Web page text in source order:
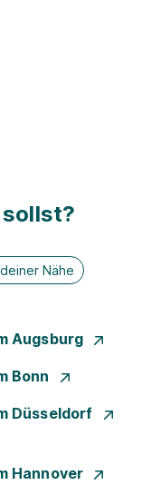
sollst?
Nähe
Augsburg
Bonn
Düsseldorf
Hannover